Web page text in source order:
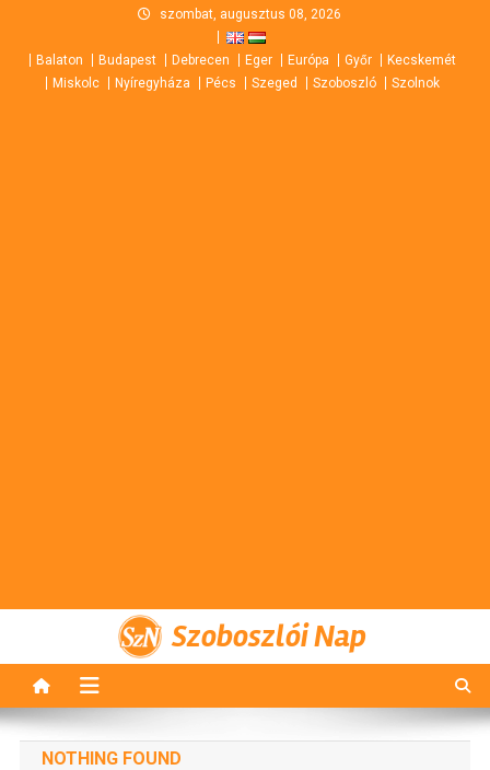
content
szombat, augusztus 08, 2026
Balaton Budapest Debrecen Eger Európa Győr
Kecskemét
Miskolc
Nyíregyháza Pécs Szeged Szoboszló Szolnok
Szoboszlói Nap
NOTHING FOUND